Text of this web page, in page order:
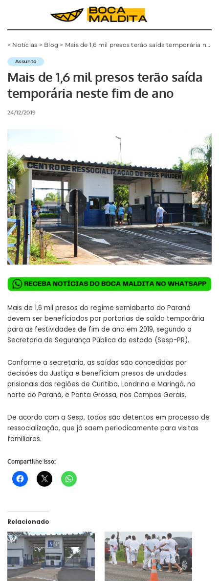
> Notícias > Blog > Mais de 1,6 mil presos terão saída temporária neste fim de ano
Assunto
Mais de 1,6 mil presos terão saída
temporária neste fim de ano
24/12/2019
Mais de 1,6 mil presos do regime semiaberto do Paraná
devem ser beneficiados por portarias de saída temporária
para as festividades de fim de ano em 2019, segundo a
Secretaria de Segurança Pública do estado (Sesp-PR).
Conforme a secretaria, as saídas são concedidas por
decisões da Justiça e beneficiam presos de unidades
prisionais das regiões de Curitiba, Londrina e Maringá, no
norte do Paraná, e Ponta Grossa, nos Campos Gerais.
De acordo com a Sesp, todos são detentos em processo de
ressocialização, que já saem periodicamente para visitas
familiares.
Compartilhe isso:
Relacionado